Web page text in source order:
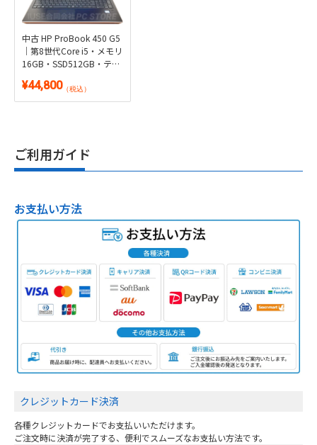
中古 HP ProBook 450 G5
｜第8世代Core i5・メモリ
16GB・SSD512GB・テン
WPS Office 2付き
¥44,800（税込）
ご利用ガイド
お支払い方法
クレジットカード決済
各種クレジットカードでお支払いいただけます。
ご注文時に決済が完了する、便利でスムーズなお支払い方法です。